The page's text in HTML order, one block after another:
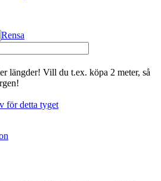
Rensa
längder! Vill du t.ex. köpa 2 meter, så
för detta tyget